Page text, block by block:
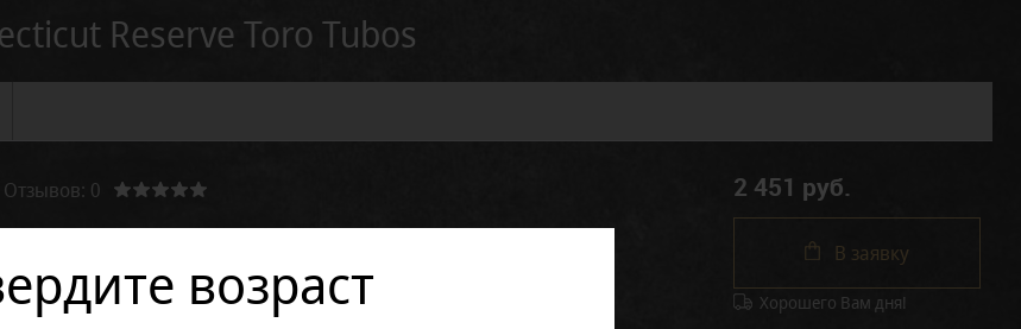
Reserve Toro Tubos
возраст
Отзывов: 0
продукции:
2 451 руб.
В заявку
Хорошего Вам дня!